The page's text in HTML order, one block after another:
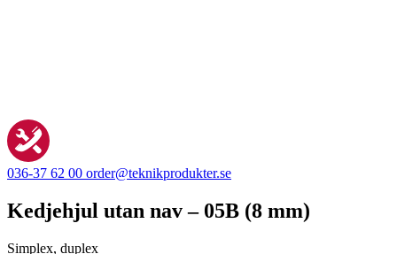
036-37 62 00 order@teknikprodukter.se
Kedjehjul utan nav – 05B (8 mm)
Simplex, duplex